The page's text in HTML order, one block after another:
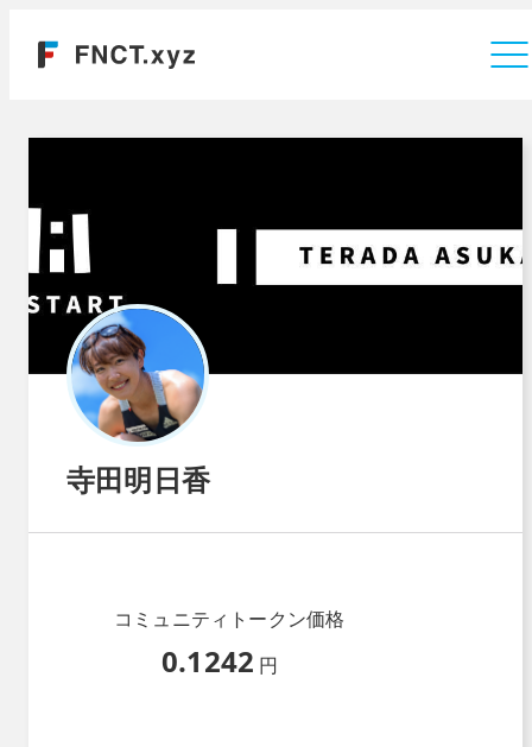
寺田明日香
コミュニティトークン価格
0.1242 円